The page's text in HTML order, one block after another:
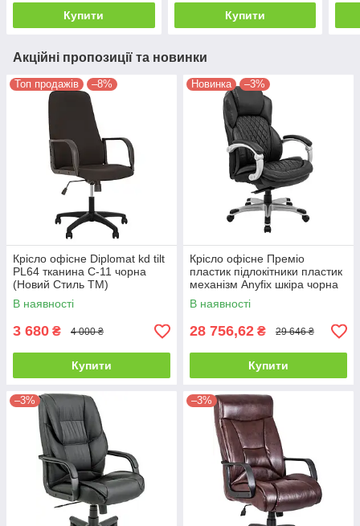
Купити Купити
Акційні пропозиції та новинки
Топ продажів –8%
Крісло офісне Diplomat kd tilt
PL64 тканина С-11 чорна
(Новий Стиль ТМ)
В наявності
3 680 ₴ 4 000 ₴
Купити
Новинка –3%
Крісло офісне Преміо
пластик підлокітники пластик
механізм Anyfix шкіра чорна
(Richman ТМ)
В наявності
28 756,62 ₴ 29 646 ₴
Купити
–3% –3%